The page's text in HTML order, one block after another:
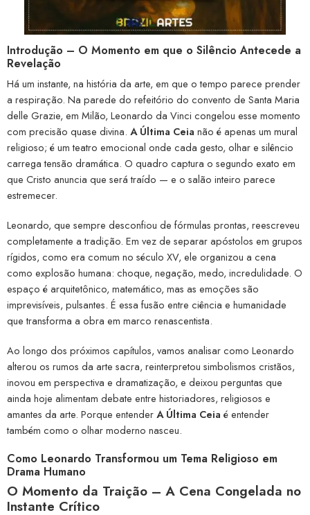
Introdução – O Momento em que o Silêncio Antecede a
Revelação
Há um instante, na história da arte, em que o tempo parece prender
a respiração. Na parede do refeitório do convento de Santa Maria
delle Grazie, em Milão, Leonardo da Vinci congelou esse momento
com precisão quase divina. A Última Ceia não é apenas um mural
religioso; é um teatro emocional onde cada gesto, olhar e silêncio
carrega tensão dramática. O quadro captura o segundo exato em
que Cristo anuncia que será traído — e o salão inteiro parece
estremecer.
Leonardo, que sempre desconfiou de fórmulas prontas, reescreveu
completamente a tradição. Em vez de separar apóstolos em grupos
rígidos, como era comum no século XV, ele organizou a cena
como explosão humana: choque, negação, medo, incredulidade. O
espaço é arquitetônico, matemático, mas as emoções são
imprevisíveis, pulsantes. É essa fusão entre ciência e humanidade
que transforma a obra em marco renascentista.
Ao longo dos próximos capítulos, vamos analisar como Leonardo
alterou os rumos da arte sacra, reinterpretou simbolismos cristãos,
inovou em perspectiva e dramatização, e deixou perguntas que
ainda hoje alimentam debate entre historiadores, religiosos e
amantes da arte. Porque entenderA Última Ceia é entender
também como o olhar moderno nasceu.
Como Leonardo Transformou um Tema Religioso em
Drama Humano
O Momento da Traição – A Cena Congelada no
Instante Crítico